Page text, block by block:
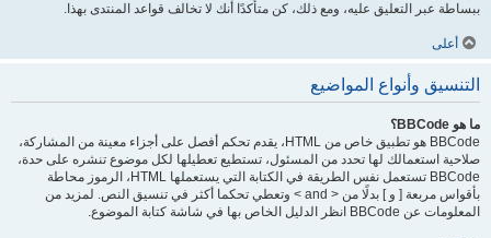
ببساطة عبر التعليق عليه، ومع ذلك، كن متأكدًا أنك لا تخالف قواعد المنتدى بهذا.
أعلى
التنسيق وأنواع المواضيع
ما هو BBCode؟
BBCode هو تطبيق خاص من HTML، يقدم تحكم أفصل على أجزاء معينة من المشاركة،
صلاحية استعمالك لها تحدد من المسئول، تستطيع تعطيلها لكل موضوع تنشره على حدة،
BBCode تستعمل نفس الطريقة في الكتابة التي يستعملها HTML، الرموز محاطة
بأقواس مربعة [ و ] بدلًا من < and > وتعطي تحكما أكثر في تنسيق النص. لمزيد من
المعلومات عن BBCode انظر الدليل الخاص بها في شاشة كتابة الموضوع.